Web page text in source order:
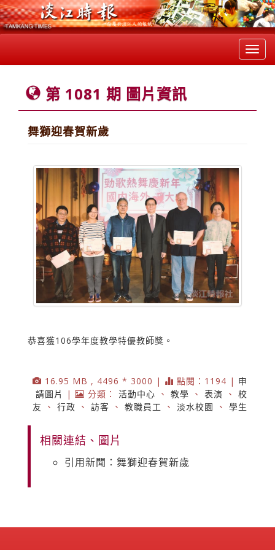
第 1081 期 圖片資訊
舞獅迎春賀新歲
恭喜獲106學年度教學特優教師獎。
16.95 MB , 4496 * 3000 | 點閱：1194 | 申
請圖片
| 分類： 活動中心 、 教學 、 表演 、 校
友
、 行政 、 訪客 、 教職員工 、 淡水校園 、 學生
相關連結、圖片
引用新聞：舞獅迎春賀新歲